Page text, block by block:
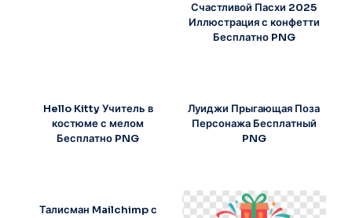
Счастливой Пасхи 2025
Иллюстрация с конфетти
Бесплатно PNG
Hello Kitty Учитель в
костюме с мелом
Бесплатно PNG
Луиджи Прыгающая Поза
Персонажа Бесплатный
PNG
Талисман Mailchimp с